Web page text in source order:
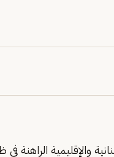
والإقليمية الراهنة